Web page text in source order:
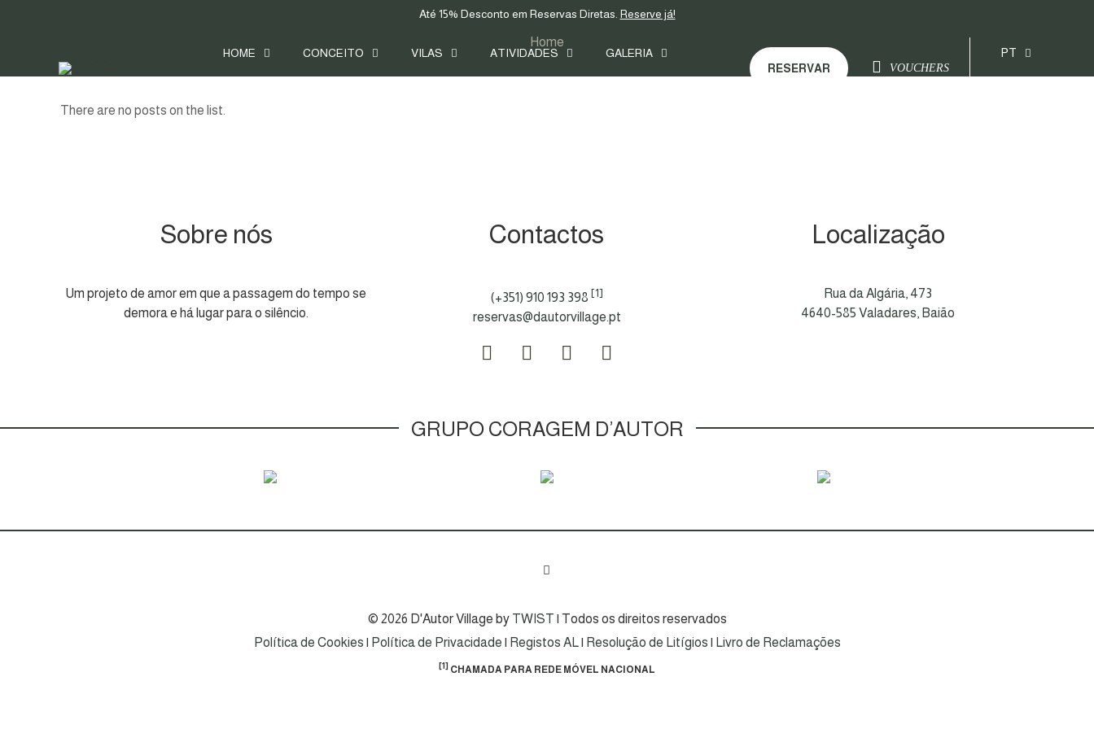
Até 15% Desconto em Reservas Diretas. Reserve já!
HOME CONCEITO VILAS ATIVIDADES GALERIA
RESERVAR VOUCHERS
PT
Home
There are no posts on the list.
Sobre nós
Um projeto de amor em que a passagem do tempo se
demora e há lugar para o silêncio.
Contactos
(+351) 910 193 398 [1]
reservas@dautorvillage.pt
Localização
Rua da Algária, 473
4640-585 Valadares, Baião
GRUPO CORAGEM D’AUTOR
© 2026 D'Autor Village by TWIST | Todos os direitos reservados
Política de Cookies | Política de Privacidade | Registos AL| Resolução de Litígios | Livro de Reclamações
[1] CHAMADA PARA REDE MÓVEL NACIONAL